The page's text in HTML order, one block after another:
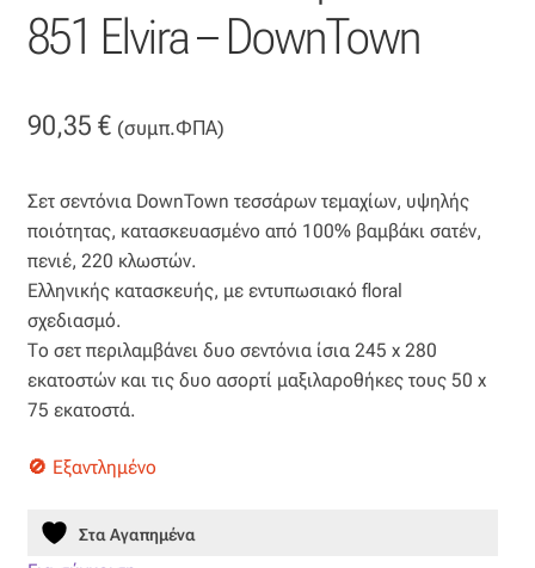
Βαμβακοσατέν
Βουάλ
Γάζα
Γκρο
Δαντέλα
Δίχτυ
Επιπλόπανο
851 Elvira – DownTown
90,35 € (συμπ.ΦΠΑ)
Σετ σεντόνια DownTown τεσσάρων τεμαχίων, υψηλής
ποιότητας, κατασκευασμένο από 100% βαμβάκι σατέν,
πενιέ, 220 κλωστών.
Ελληνικής κατασκευής, με εντυπωσιακό floral
σχεδιασμό.
Το σετ περιλαμβάνει δυο σεντόνια ίσια 245 x 280
εκατοστών και τις δυο ασορτί μαξιλαροθήκες τους 50 x
75 εκατοστά.
Εξαντλημένο
Στα Αγαπημένα